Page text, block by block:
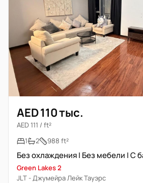
AED 110 тыс.
AED 111 / ft²
1
2 988 ft²
Без охлаждения | Без мебели | С
Green Lakes 2
JLT - Джумейра Лейк Тауэрс